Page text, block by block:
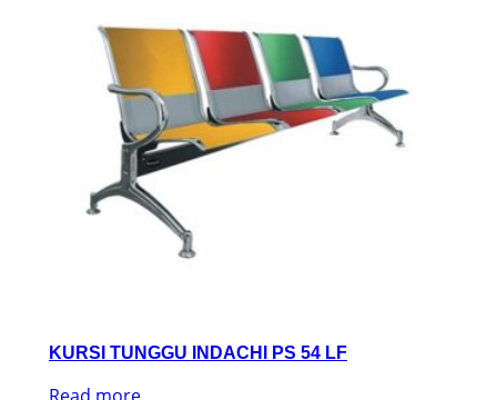
KURSI TUNGGU INDACHI PS 54 LF
Read more